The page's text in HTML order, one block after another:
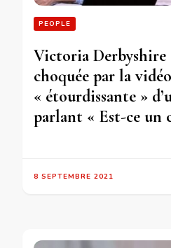
PEOPLE
Victoria Derbyshire
choquée par la vidéo
« étourdissante »
parlant « Est-ce un
8 SEPTEMBRE 2021